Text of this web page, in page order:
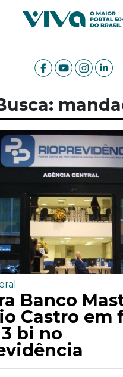
Banco
Castro em
bi no